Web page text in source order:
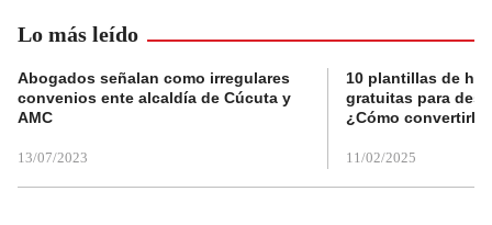
Lo más leído
Abogados señalan como irregulares
convenios ente alcaldía de Cúcuta y
AMC
13/07/2023
10 plantillas de
gratuitas para
¿Cómo convertirla
11/02/2025